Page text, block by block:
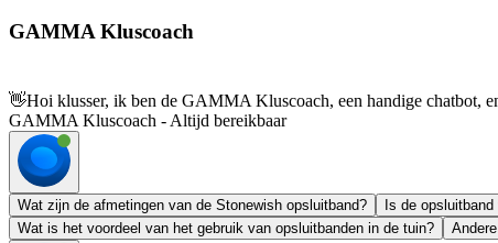
GAMMA Kluscoach
👋Hoi klusser, ik ben de GAMMA Kluscoach, een handige chatbot,
GAMMA Kluscoach - Altijd bereikbaar
Wat zijn de afmetingen van de Stonewish opsluitband? Is de
Wat is het voordeel van het gebruik van opsluitbanden in de tuin?